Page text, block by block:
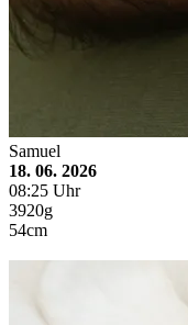
Samuel
18. 06. 2026
08:25 Uhr
3920g
54cm